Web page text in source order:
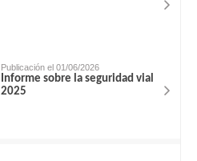
Publicación el 01/06/2026
Informe sobre la seguridad vial
2025